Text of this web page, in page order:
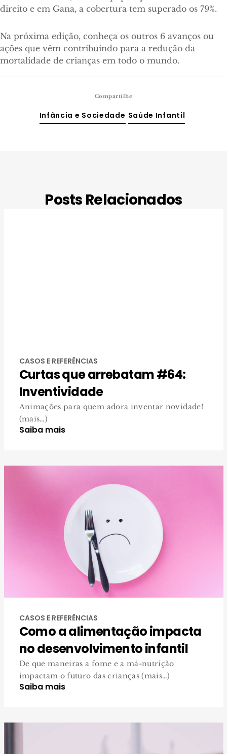
direito e em Gana, a cobertura tem superado os 79%.
Na próxima edição, conheça os outros 6 avanços ou
ações que vêm contribuindo para a redução da
mortalidade de crianças em todo o mundo.
Compartilhe
Infância e Sociedade Saúde Infantil
Posts Relacionados
CASOS E REFERÊNCIAS
Curtas que arrebatam #64:
Inventividade
Animações para quem adora inventar novidade!
(mais…)
Saiba mais
CASOS E REFERÊNCIAS
Como a alimentação impacta
no desenvolvimento infantil
De que maneiras a fome e a má-nutrição
impactam o futuro das crianças (mais…)
Saiba mais